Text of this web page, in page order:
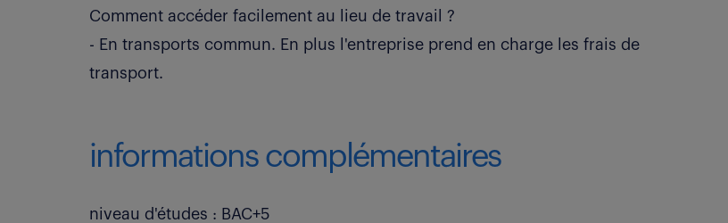
Comment accéder facilement au lieu de travail ?
- En transports commun. En plus l'entreprise prend en charge les frais de
transport.
informations complémentaires
niveau d'études : BAC+5